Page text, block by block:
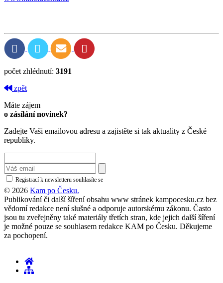
počet zhlédnutí: 3191
zpět
Máte zájem
o zásílání novinek?
Zadejte Vaši emailovou adresu a zajistěte si tak aktuality z České
republiky.
Registrací k newsletteru souhlasíte se
© 2026 Kam po Česku.
Publikování či další šíření obsahu www stránek kampocesku.cz bez
vědomí redakce není slušné a odporuje autorskému zákonu. Často
jsou tu zveřejněny také materiály třetích stran, kde jejich další šíření
je možné pouze se souhlasem redakce KAM po Česku. Děkujeme
za pochopení.